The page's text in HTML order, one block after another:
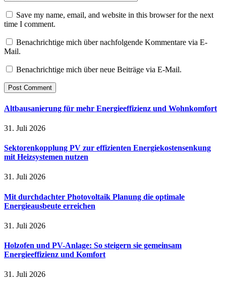
Save my name, email, and website in this browser for the next
time I comment.
Benachrichtige mich über nachfolgende Kommentare via E-
Mail.
Benachrichtige mich über neue Beiträge via E-Mail.
Altbausanierung für mehr Energieeffizienz und Wohnkomfort
31. Juli 2026
Sektorenkopplung PV zur effizienten Energiekostensenkung
mit Heizsystemen nutzen
31. Juli 2026
Mit durchdachter Photovoltaik Planung die optimale
Energieausbeute erreichen
31. Juli 2026
Holzofen und PV-Anlage: So steigern sie gemeinsam
Energieeffizienz und Komfort
31. Juli 2026